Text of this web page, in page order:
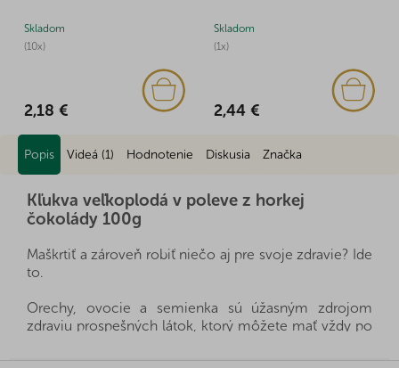
(10x)
Skladom
2,18 €
(1x)
Skladom
2,44 €
Popis Videá (1) Hodnotenie Diskusia Značka
Kľukva veľkoplodá v poleve z horkej
čokolády 100g
Maškrtiť a zároveň robiť niečo aj pre svoje zdravie? Ide
to.
Orechy, ovocie a semienka sú úžasným zdrojom
zdraviu prospešných látok, ktorý môžete mať vždy po
desiatou, stačí si len vybrať, ktorý druh bude práve pre